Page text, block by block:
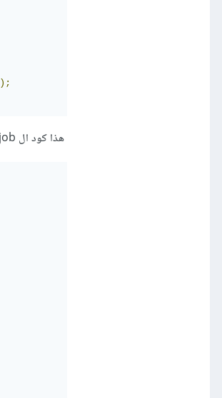
);
هذا كود ال job